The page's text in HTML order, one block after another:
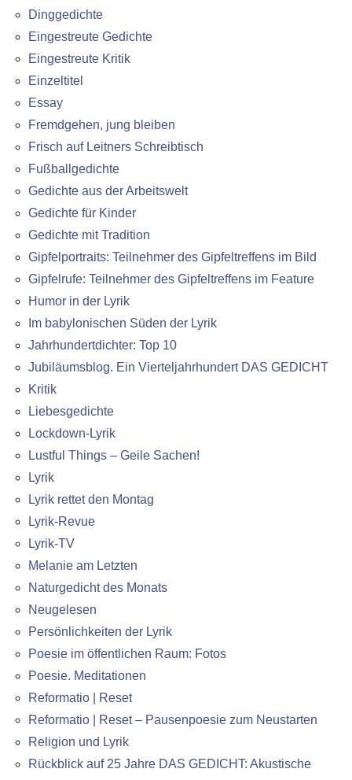
Dinggedichte
Eingestreute Gedichte
Eingestreute Kritik
Einzeltitel
Essay
Fremdgehen, jung bleiben
Frisch auf Leitners Schreibtisch
Fußballgedichte
Gedichte aus der Arbeitswelt
Gedichte für Kinder
Gedichte mit Tradition
Gipfelportraits: Teilnehmer des Gipfeltreffens im Bild
Gipfelrufe: Teilnehmer des Gipfeltreffens im Feature
Humor in der Lyrik
Im babylonischen Süden der Lyrik
Jahrhundertdichter: Top 10
Jubiläumsblog. Ein Vierteljahrhundert DAS GEDICHT
Kritik
Liebesgedichte
Lockdown-Lyrik
Lustful Things – Geile Sachen!
Lyrik
Lyrik rettet den Montag
Lyrik-Revue
Lyrik-TV
Melanie am Letzten
Naturgedicht des Monats
Neugelesen
Persönlichkeiten der Lyrik
Poesie im öffentlichen Raum: Fotos
Poesie. Meditationen
Reformatio | Reset
Reformatio | Reset – Pausenpoesie zum Neustarten
Religion und Lyrik
Rückblick auf 25 Jahre DAS GEDICHT: Akustische